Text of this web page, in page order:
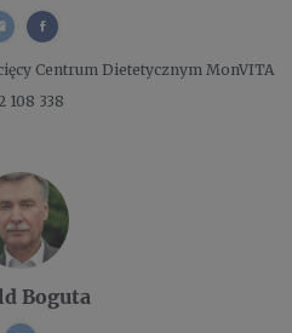
Centrum Dietetycznym MonVITA
108 338
Boguta